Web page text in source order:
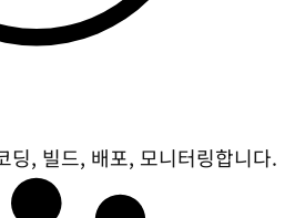
딩, 빌드, 배포, 모니터링합니다.